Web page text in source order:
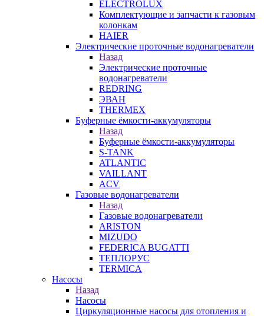
ELECTROLUX
Комплектующие и запчасти к газовым
колонкам
HAIER
Электрические проточные водонагреватели
Назад
Электрические проточные
водонагреватели
REDRING
ЭВАН
THERMEX
Буферные ёмкости-аккумуляторы
Назад
Буферные ёмкости-аккумуляторы
S-TANK
ATLANTIC
VAILLANT
ACV
Газовые водонагреватели
Назад
Газовые водонагреватели
ARISTON
MIZUDO
FEDERICA BUGATTI
ТЕПЛОРУС
TERMICA
Насосы
Назад
Насосы
Циркуляционные насосы для отопления и